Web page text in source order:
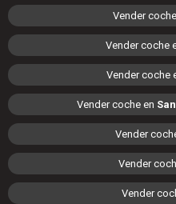
Vender
Vender coche
Vender coche
Vender coche en
Vender
Vender
Vender